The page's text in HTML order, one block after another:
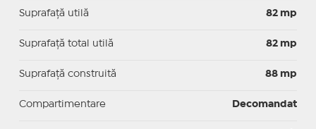
Suprafaţă utilă 82 mp
Suprafaţă total utilă 82 mp
Suprafaţă construită 88 mp
Compartimentare Decomandat